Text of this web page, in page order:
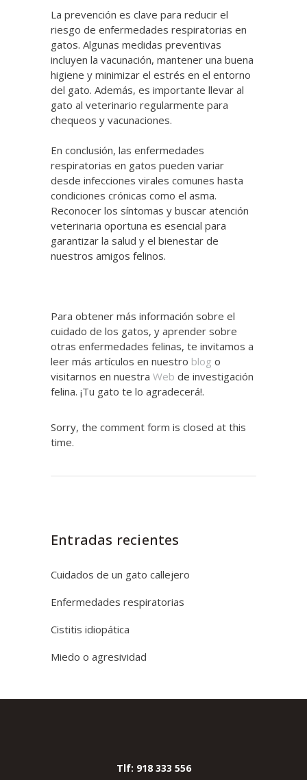
La prevención es clave para reducir el
riesgo de enfermedades respiratorias en
gatos. Algunas medidas preventivas
incluyen la vacunación, mantener una buena
higiene y minimizar el estrés en el entorno
del gato. Además, es importante llevar al
gato al veterinario regularmente para
chequeos y vacunaciones.
En conclusión, las enfermedades
respiratorias en gatos pueden variar
desde infecciones virales comunes hasta
condiciones crónicas como el asma.
Reconocer los síntomas y buscar atención
veterinaria oportuna es esencial para
garantizar la salud y el bienestar de
nuestros amigos felinos.
Para obtener más información sobre el
cuidado de los gatos, y aprender sobre
otras enfermedades felinas, te invitamos a
leer más artículos en nuestro blog o
visitarnos en nuestra Web de investigación
felina. ¡Tu gato te lo agradecerá!.
Sorry, the comment form is closed at this
time.
Entradas recientes
Cuidados de un gato callejero
Enfermedades respiratorias
Cistitis idiopática
Miedo o agresividad
Tlf: 918 333 556